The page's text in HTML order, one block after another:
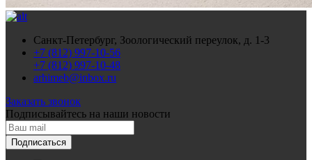
Санкт-Петербург, Зоологический переулок, д. 1-3
+7 (812) 997-10-56
+7 (812) 997-10-48
arhimeb@inbox.ru
Заказать звонок
Подписывайтесь на наши новости